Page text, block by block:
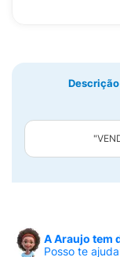
Descrição
A Araujo tem
Posso te